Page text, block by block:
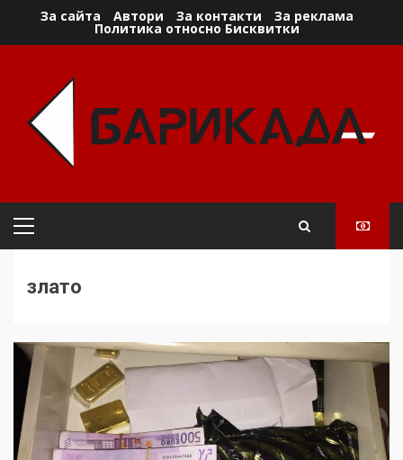
За сайта Автори За контакти За реклама
Политика относно Бисквитки
Primary
злато